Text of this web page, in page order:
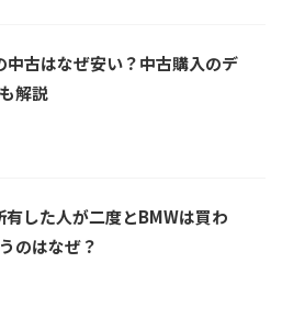
中古はなぜ安い？中古購入のデ
解説
有した人が二度とBMWは買わ
のはなぜ？